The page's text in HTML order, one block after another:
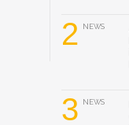
2 NEWS
3 NEWS